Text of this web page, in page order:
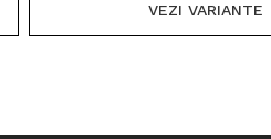
VEZI VARIANTE